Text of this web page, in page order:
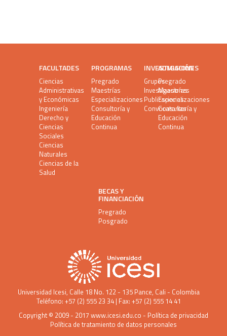
FACULTADES
Ciencias
Administrativas
y Económicas
Ingeniería
Derecho y
Ciencias
Sociales
Ciencias
Naturales
Ciencias de la
Salud
PROGRAMAS
Pregrado
Maestrías
Especializaciones
Consultoría y
Educación
Continua
INVESTIGACIÓN
Grupos
Investigaciones
Publicaciones
Convocatorias
ADMISIONES
Pregrado
Maestrías
Especializaciones
Consultoría y
Educación
Continua
BECAS Y
FINANCIACIÓN
Pregrado
Posgrado
Universidad Icesi, Calle 18 No. 122 - 135 Pance, Cali - Colombia
Teléfono: +57 (2) 555 23 34 | Fax: +57 (2) 555 14 41
Copyright © 2009 - 2017 www.icesi.edu.co - Política de privacidad
Política de tratamiento de datos personales